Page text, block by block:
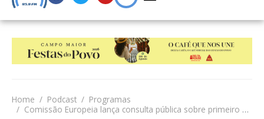
Home Podcast
Programas
Comissão Europeia lança consulta pública sobre primeiro Plano Europeu de Habitação a Preços Acessíveis